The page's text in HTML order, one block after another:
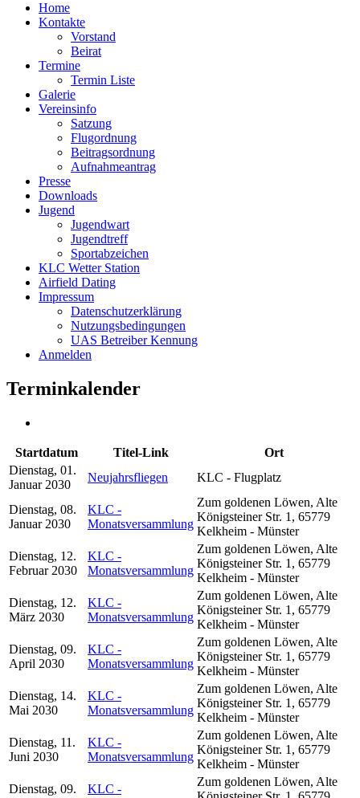
Home
Kontakte
Vorstand
Beirat
Termine
Termin Liste
Galerie
Vereinsinfo
Satzung
Flugordnung
Beitragsordnung
Aufnahmeantrag
Presse
Downloads
Jugend
Jugendwart
Jugendtreff
Sportabzeichen
KLC Wetter Station
Airfield Dating
Impressum
Datenschutzerklärung
Nutzungsbedingungen
UAS Betreiber Kennung
Anmelden
Terminkalender
Startdatum Titel-Link
Ort
Dienstag, 01.
Januar 2030
Neujahrsfliegen KLC - Flugplatz
Dienstag, 08.
Januar 2030
KLC -
Monatsversammlung
Zum goldenen Löwen, Alte
Königsteiner Str. 1, 65779
Kelkheim - Münster
Dienstag, 12.
Februar 2030
KLC -
Monatsversammlung
Zum goldenen Löwen, Alte
Königsteiner Str. 1, 65779
Kelkheim - Münster
Dienstag, 12.
März 2030
KLC -
Monatsversammlung
Zum goldenen Löwen, Alte
Königsteiner Str. 1, 65779
Kelkheim - Münster
Dienstag, 09.
April 2030
KLC -
Monatsversammlung
Zum goldenen Löwen, Alte
Königsteiner Str. 1, 65779
Kelkheim - Münster
Dienstag, 14.
Mai 2030
KLC -
Monatsversammlung
Zum goldenen Löwen, Alte
Königsteiner Str. 1, 65779
Kelkheim - Münster
Dienstag, 11.
Juni 2030
KLC -
Monatsversammlung
Zum goldenen Löwen, Alte
Königsteiner Str. 1, 65779
Kelkheim - Münster
Dienstag, 09.
KLC -
Zum goldenen Löwen, Alte